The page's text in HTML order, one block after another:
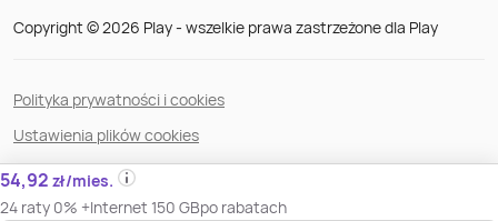
54,92 zł/mies.
24 raty 0% +Internet 150 GBpo rabatach
Copyright © 2026 Play - wszelkie prawa zastrzeżone dla Play
Polityka prywatności i cookies
Ustawienia plików cookies
Regulamin serwisu
Bezpieczeństwo danych